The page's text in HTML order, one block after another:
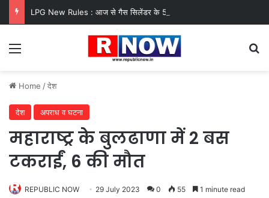
Menu
Home /देश
देश अपराध व घटना
महाराष्ट्र के बुलढाणा में 2 बस
टकराईं, 6 की मौत
REPUBLIC NOW 29 July 2023 0 55 1 minute read